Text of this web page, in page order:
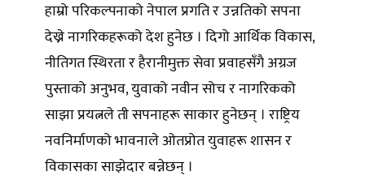
हाम्रो परिकल्पनाको नेपाल प्रगति र उन्नतिको सपना
देख्ने नागरिकहरूको देश हुनेछ । दिगो आर्थिक विकास,
नीतिगत स्थिरता र हैरानीमुक्त सेवा प्रवाहसँगै अग्रज
पुस्ताको अनुभव, युवाको नवीन सोच र नागरिकको
साझा प्रयत्नले ती सपनाहरू साकार हुनेछन् । राष्ट्रिय
नवनिर्माणको भावनाले ओतप्रोत युवाहरू शासन र
विकासका साझेदार बन्नेछन् ।